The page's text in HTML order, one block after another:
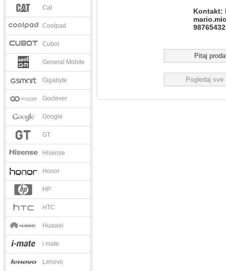
Cat
Coolpad
Cubot
General Mobile
Gigabyte
Goclever
Google
GT
Hisense
Honor
HP
HTC
Huawei
i mate
Lenovo
Kontakt:
Pitaj
Pogledaj sve